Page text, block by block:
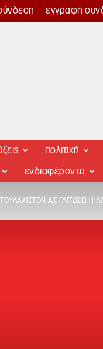
εγγραφή
πολιτική
ενδιαφέροντα
ΑΣ ΓΛΙΤΏΣΕΙ Η